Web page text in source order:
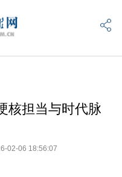
核担当与时代脉
02-06 18:56:07